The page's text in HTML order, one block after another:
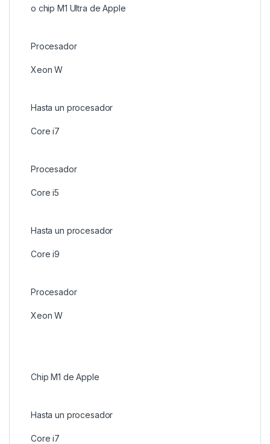
o chip M1 Ultra de Apple
Procesador
Xeon W
Hasta un procesador
Core i7
Procesador
Core i5
Hasta un procesador
Core i9
Procesador
Xeon W
Chip M1 de Apple
Hasta un procesador
Core i7